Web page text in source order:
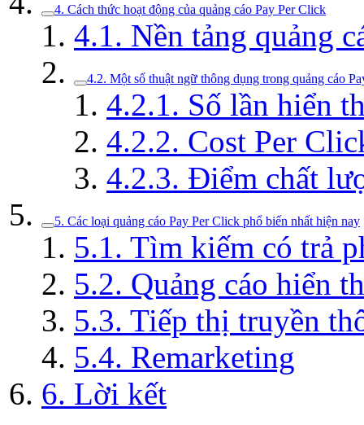
4. Cách thức hoạt động của quảng cáo Pay Per Click
4.1. Nền tảng quảng
4.2. Một số thuật ngữ thông dụng trong quảng cáo
4.2.1. Số lần hiển
4.2.2. Cost Per
4.2.3. Điểm chất
5. Các loại quảng cáo Pay Per Click phổ biến nhất hiện nay
5.1. Tìm kiếm có trả
5.2. Quảng cáo hiển
5.3. Tiếp thị truyền
5.4. Remarketing
6. Lời kết